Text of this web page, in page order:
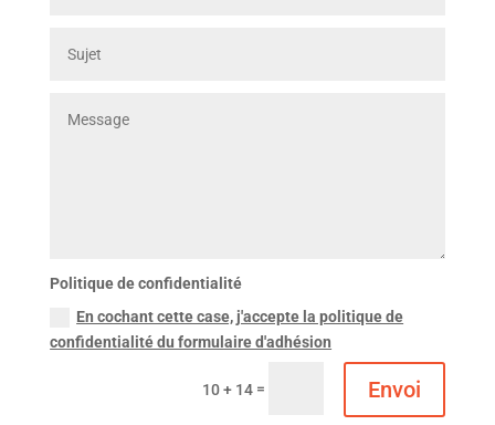
Politique de confidentialité
En cochant cette case, j'accepte la politique de
confidentialité du formulaire d'adhésion
10 + 14 = Envoi